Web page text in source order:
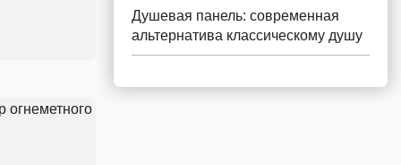
Душевая панель: современная
альтернатива классическому душу